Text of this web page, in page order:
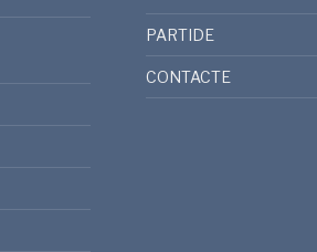
PARTIDE
CONTACTE